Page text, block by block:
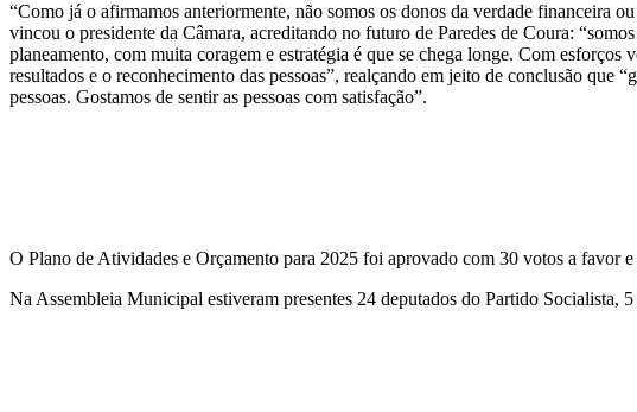
“Como já o afirmamos anteriormente, não somos os donos da verdade financeira
vincou o presidente da Câmara, acreditando no futuro de Paredes de Coura:
planeamento, com muita coragem e estratégia é que se chega longe. Com
resultados e o reconhecimento das pessoas”, realçando em jeito de conclusão que
pessoas. Gostamos de sentir as pessoas com satisfação”.
O Plano de Atividades e Orçamento para 2025 foi aprovado com 30 votos a favor
Na Assembleia Municipal estiveram presentes 24 deputados do Partido Socialista,